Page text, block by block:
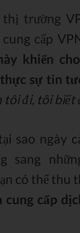
thị trường
cấp
khiến
sự tin
tôi đi, tôi biết
sao ngày
sang
có thể thu
cung cấp